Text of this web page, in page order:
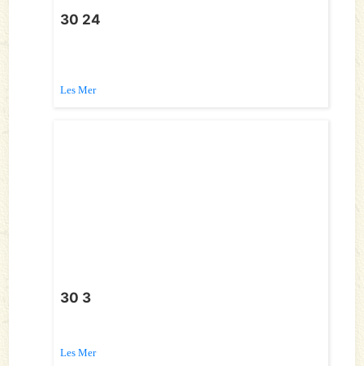
30 24
Les Mer
30 3
Les Mer